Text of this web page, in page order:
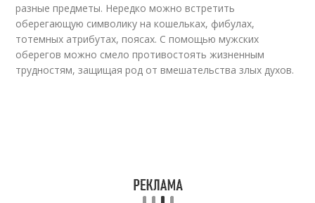
разные предметы. Нередко можно встретить
оберегающую символику на кошельках, фибулах,
тотемных атрибутах, поясах. С помощью мужских
оберегов можно смело противостоять жизненным
трудностям, защищая род от вмешательства злых духов.